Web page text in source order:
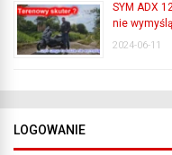
SYM ADX
nie
2024-06-11
LOGOWANIE